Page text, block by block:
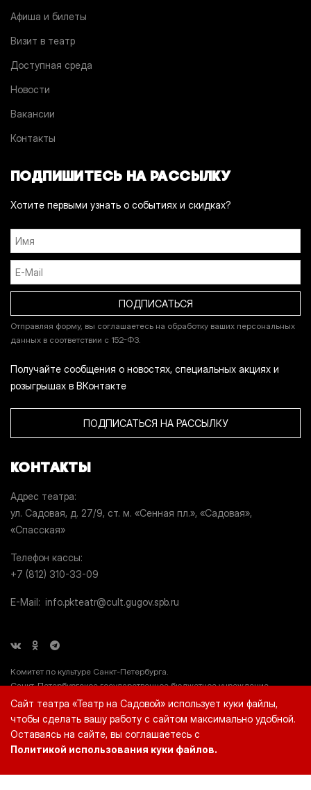
Афиша и билеты
Визит в театр
Доступная среда
Новости
Вакансии
Контакты
ПОДПИШИТЕСЬ НА РАССЫЛКУ
Хотите первыми узнать о событиях и скидках?
Отправляя форму, вы соглашаетесь на обработку ваших персональных
данных в соответствии с 152-ФЗ.
Получайте сообщения о новостях, специальных акциях и
розыгрышах в ВКонтакте
ПОДПИСАТЬСЯ НА РАССЫЛКУ
КОНТАКТЫ
Адрес театра
ул. Садовая, д. 27/9, ст. м. «Сенная пл.», «Садовая»,
«Спасская»
Телефон кассы
+7 (812) 310-33-09
E-Mail info.pkteatr@cult.gugov.spb.ru
Комитет по культуре Санкт-Петербурга.
Санкт-Петербургское государственное бюджетное учреждение
культуры «Театр на Садовой» (СПб ГБУК «Театр на Садовой»), ИНН
7812044660.
Сайт театра «Театр на Садовой» использует куки файлы,
чтобы сделать вашу работу с сайтом максимально удобной.
Оставаясь на сайте, вы соглашаетесь с
Политикой использования куки файлов.